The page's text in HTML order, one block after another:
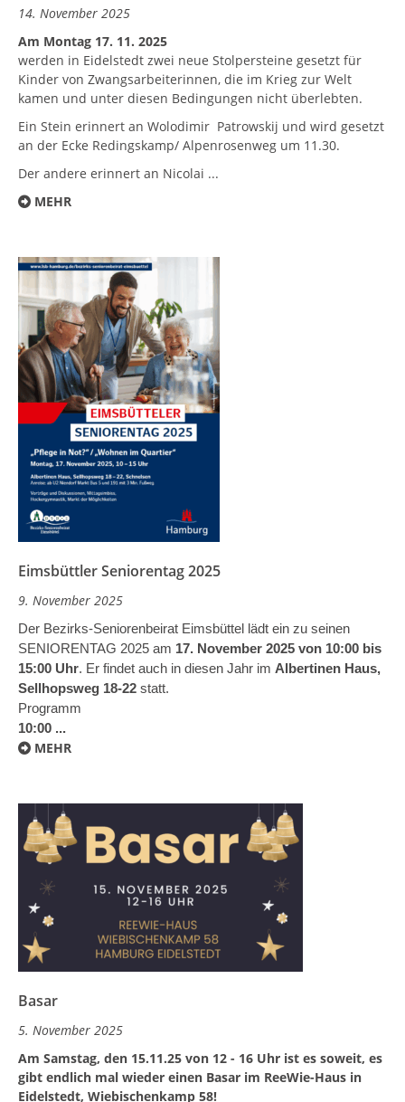
14. November 2025
Am Montag 17. 11. 2025
werden in Eidelstedt zwei neue Stolpersteine gesetzt für
Kinder von Zwangsarbeiterinnen, die im Krieg zur Welt
kamen und unter diesen Bedingungen nicht überlebten.
Ein Stein erinnert an Wolodimir Patrowskij und wird gesetzt
an der Ecke Redingskamp/ Alpenrosenweg um 11.30.
Der andere erinnert an Nicolai ...
MEHR
Eimsbüttler Seniorentag 2025
9. November 2025
Der Bezirks-Seniorenbeirat Eimsbüttel lädt ein zu seinen
SENIORENTAG 2025 am 17. November 2025 von 10:00 bis
15:00 Uhr. Er findet auch in diesen Jahr im Albertinen Haus,
Sellhopsweg 18-22 statt.
Programm
10:00 ...
MEHR
Basar
5. November 2025
Am Samstag, den 15.11.25 von 12 - 16 Uhr ist es soweit, es
gibt endlich mal wieder einen Basar im ReeWie-Haus in
Eidelstedt, Wiebischenkamp 58!